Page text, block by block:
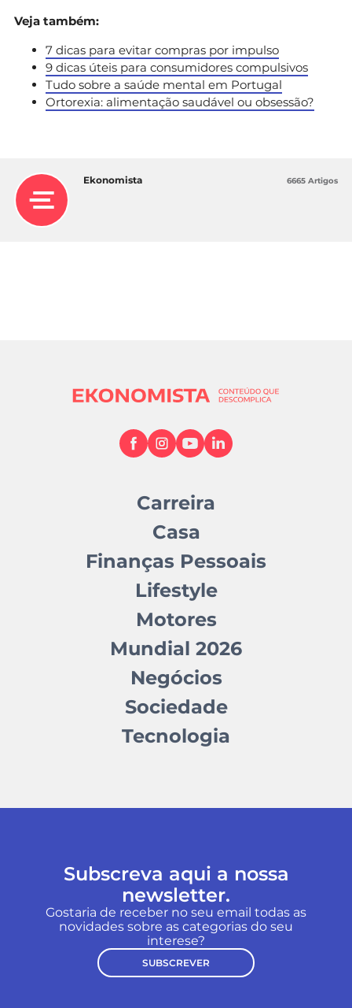
Veja também:
7 dicas para evitar compras por impulso
9 dicas úteis para consumidores compulsivos
Tudo sobre a saúde mental em Portugal
Ortorexia: alimentação saudável ou obsessão?
Ekonomista 6665 Artigos
Carreira
Casa
Finanças Pessoais
Lifestyle
Motores
Mundial 2026
Negócios
Sociedade
Tecnologia
Subscreva aqui a nossa
newsletter.
Gostaria de receber no seu email todas as
novidades sobre as categorias do seu
interese?
SUBSCREVER